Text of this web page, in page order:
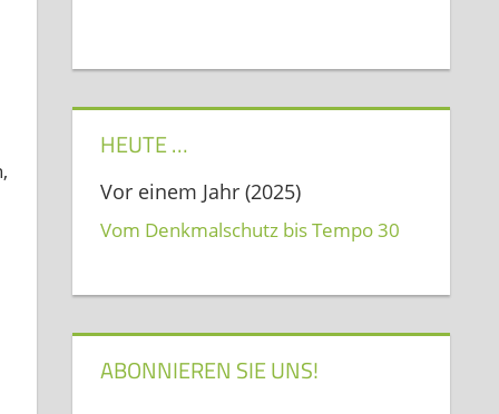
HEUTE …
Vor einem Jahr (2025)
Vom Denkmalschutz bis Tempo 30
ABONNIEREN SIE UNS!